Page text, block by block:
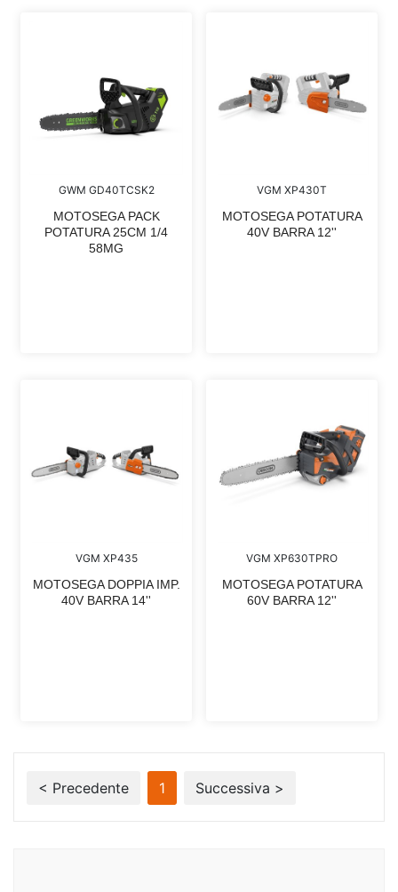
GWM GD40TCSK2
MOTOSEGA PACK
POTATURA 25CM 1/4
58MG
VGM XP430T
MOTOSEGA POTATURA
40V BARRA 12''
VGM XP435
MOTOSEGA DOPPIA IMP.
40V BARRA 14''
VGM XP630TPRO
MOTOSEGA POTATURA
60V BARRA 12''
< Precedente 1 Successiva >